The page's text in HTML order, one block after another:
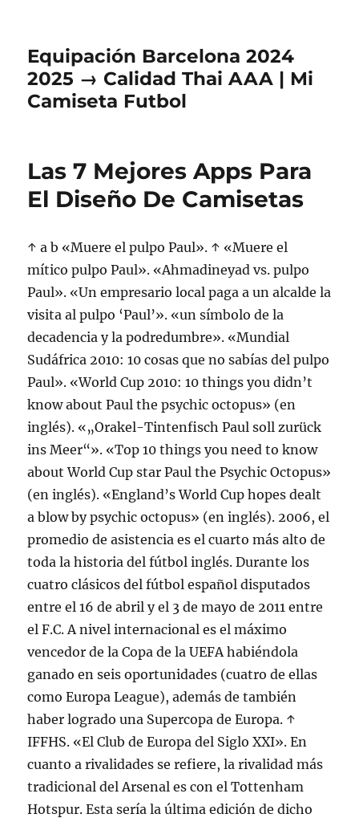
Equipación Barcelona 2024
2025 → Calidad Thai AAA | Mi
Camiseta Futbol
Las 7 Mejores Apps Para
El Diseño De Camisetas
↑ a b «Muere el pulpo Paul». ↑ «Muere el
mítico pulpo Paul». «Ahmadineyad vs. pulpo
Paul». «Un empresario local paga a un alcalde la
visita al pulpo ‘Paul’». «un símbolo de la
decadencia y la podredumbre». «Mundial
Sudáfrica 2010: 10 cosas que no sabías del pulpo
Paul». «World Cup 2010: 10 things you didn’t
know about Paul the psychic octopus» (en
inglés). «„Orakel-Tintenfisch Paul soll zurück
ins Meer“». «Top 10 things you need to know
about World Cup star Paul the Psychic Octopus»
(en inglés). «England’s World Cup hopes dealt
a blow by psychic octopus» (en inglés). 2006, el
promedio de asistencia es el cuarto más alto de
toda la historia del fútbol inglés. Durante los
cuatro clásicos del fútbol español disputados
entre el 16 de abril y el 3 de mayo de 2011 entre
el F.C. A nivel internacional es el máximo
vencedor de la Copa de la UEFA habiéndola
ganado en seis oportunidades (cuatro de ellas
como Europa League), además de también
haber logrado una Supercopa de Europa. ↑
IFFHS. «El Club de Europa del Siglo XXI». En
cuanto a rivalidades se refiere, la rivalidad más
tradicional del Arsenal es con el Tottenham
Hotspur. Esta sería la última edición de dicho